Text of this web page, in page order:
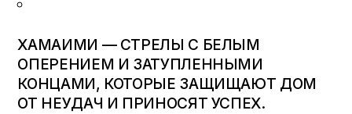
ХАМАИМИ — СТРЕЛЫ С БЕЛЫМ
ОПЕРЕНИЕМ И ЗАТУПЛЕННЫМИ
КОНЦАМИ, КОТОРЫЕ ЗАЩИЩАЮТ ДОМ
ОТ НЕУДАЧ И ПРИНОСЯТ УСПЕХ.